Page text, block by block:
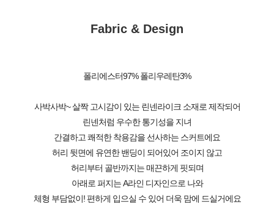
Fabric & Design
폴리에스터97% 폴리우레탄3%
사박사박~ 살짝 고시감이 있는 린넨라이크 소재로 제작되어
린넨처럼 우수한 통기성을 지녀
간결하고 쾌적한 착용감을 선사하는 스커트에요
허리 뒷면에 유연한 밴딩이 되어있어 조이지 않고
허리부터 골반까지는 매끈하게 핏되며
아래로 퍼지는 A라인 디자인으로 나와
체형 부담없이! 편하게 입으실 수 있어 더욱 맘에 드실거에요